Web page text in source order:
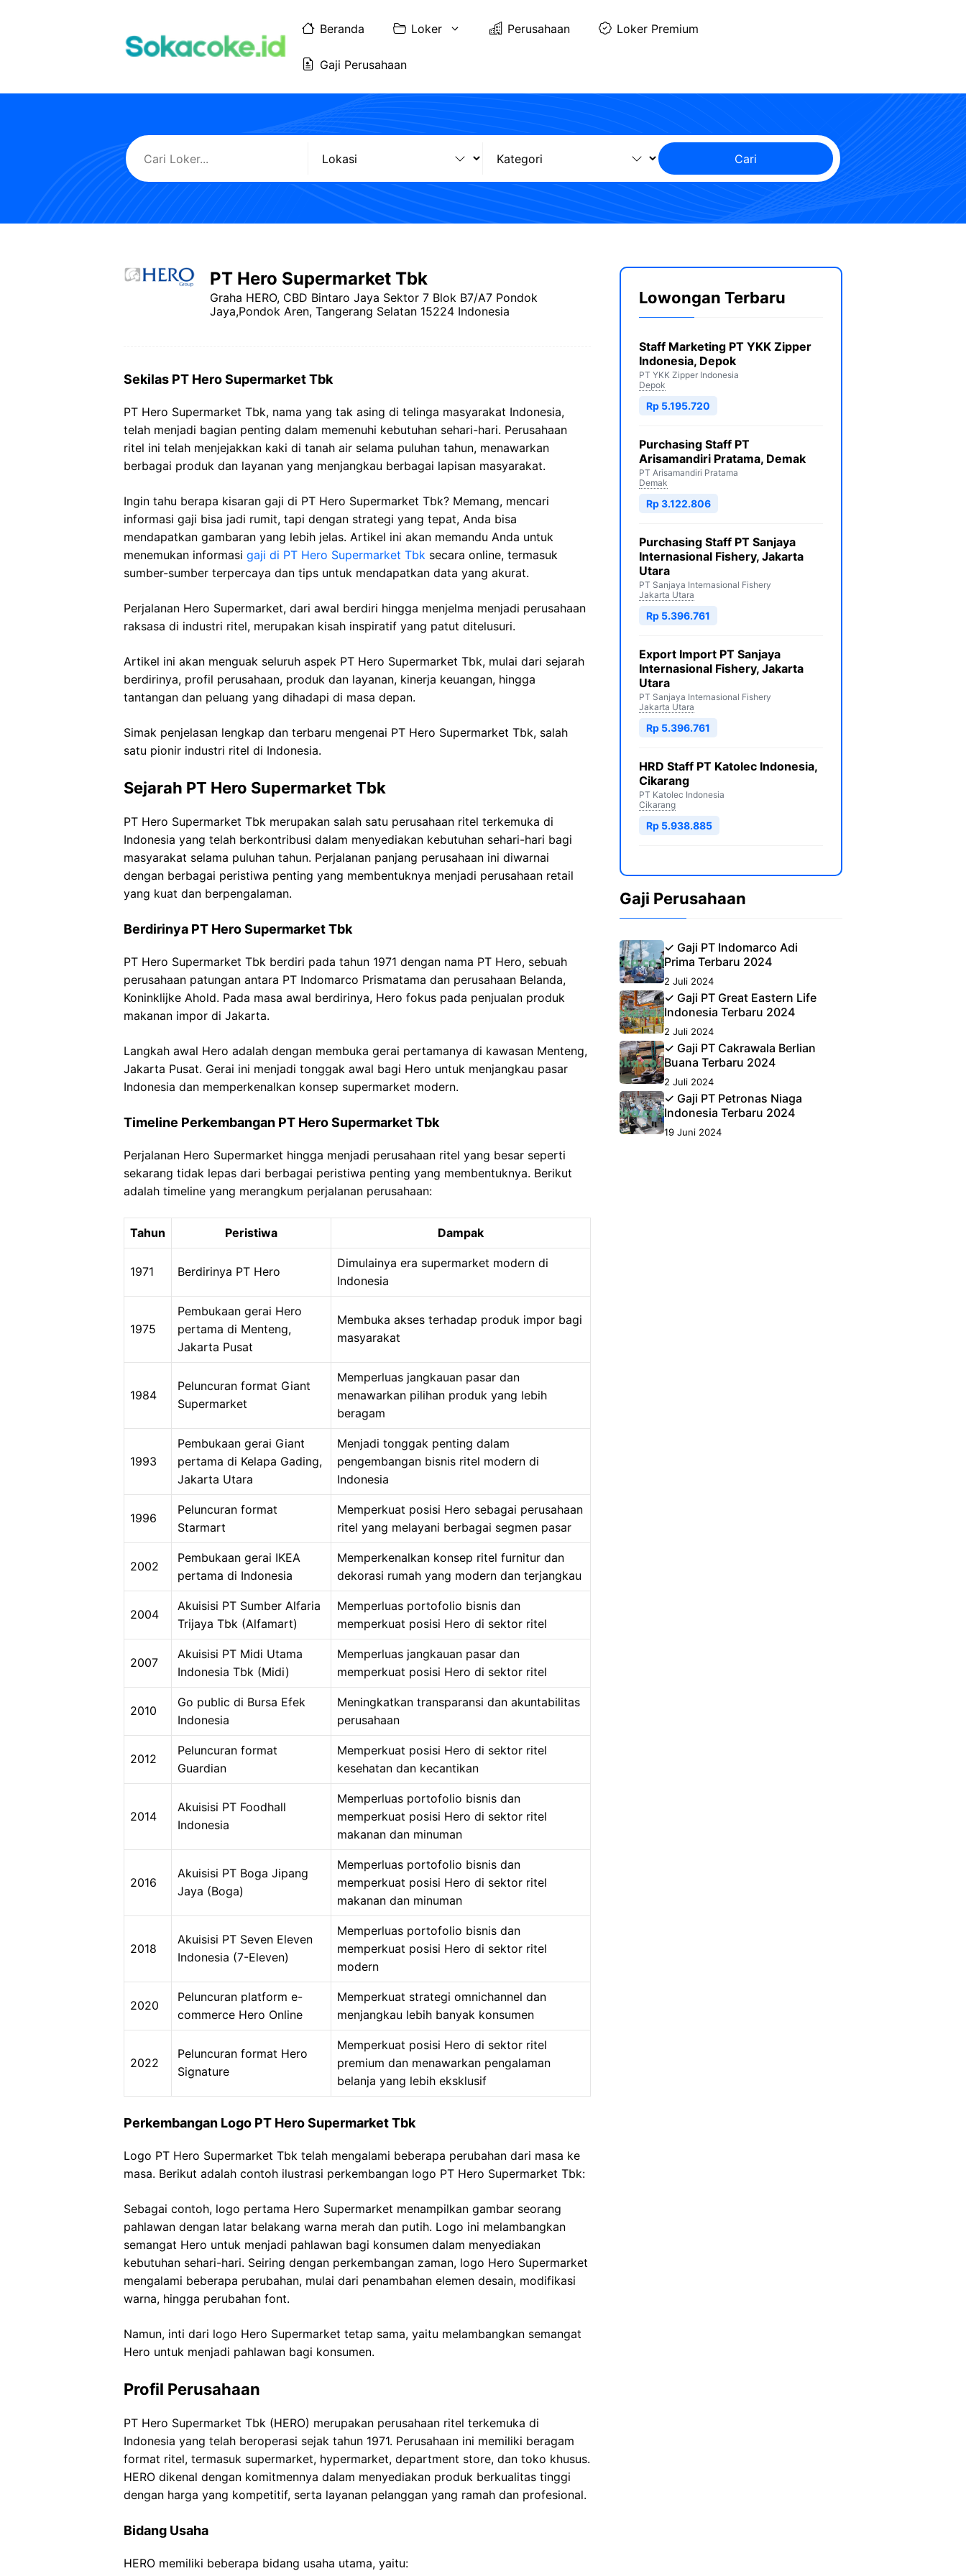
Beranda Loker Perusahaan Loker Premium
Gaji Perusahaan
Cari
PT Hero Supermarket Tbk
Graha HERO, CBD Bintaro Jaya Sektor 7 Blok B7/A7 Pondok
Jaya,Pondok Aren, Tangerang Selatan 15224 Indonesia
Sekilas PT Hero Supermarket Tbk
PT Hero Supermarket Tbk, nama yang tak asing di telinga masyarakat Indonesia,
telah menjadi bagian penting dalam memenuhi kebutuhan sehari-hari. Perusahaan
ritel ini telah menjejakkan kaki di tanah air selama puluhan tahun, menawarkan
berbagai produk dan layanan yang menjangkau berbagai lapisan masyarakat.
Ingin tahu berapa kisaran gaji di PT Hero Supermarket Tbk? Memang, mencari
informasi gaji bisa jadi rumit, tapi dengan strategi yang tepat, Anda bisa
mendapatkan gambaran yang lebih jelas. Artikel ini akan memandu Anda untuk
menemukan informasi gaji di PT Hero Supermarket Tbk secara online, termasuk
sumber-sumber terpercaya dan tips untuk mendapatkan data yang akurat.
Perjalanan Hero Supermarket, dari awal berdiri hingga menjelma menjadi perusahaan
raksasa di industri ritel, merupakan kisah inspiratif yang patut ditelusuri.
Artikel ini akan menguak seluruh aspek PT Hero Supermarket Tbk, mulai dari sejarah
berdirinya, profil perusahaan, produk dan layanan, kinerja keuangan, hingga
tantangan dan peluang yang dihadapi di masa depan.
Simak penjelasan lengkap dan terbaru mengenai PT Hero Supermarket Tbk, salah
satu pionir industri ritel di Indonesia.
Sejarah PT Hero Supermarket Tbk
PT Hero Supermarket Tbk merupakan salah satu perusahaan ritel terkemuka di
Indonesia yang telah berkontribusi dalam menyediakan kebutuhan sehari-hari bagi
masyarakat selama puluhan tahun. Perjalanan panjang perusahaan ini diwarnai
dengan berbagai peristiwa penting yang membentuknya menjadi perusahaan retail
yang kuat dan berpengalaman.
Berdirinya PT Hero Supermarket Tbk
PT Hero Supermarket Tbk berdiri pada tahun 1971 dengan nama PT Hero, sebuah
perusahaan patungan antara PT Indomarco Prismatama dan perusahaan Belanda,
Koninklijke Ahold. Pada masa awal berdirinya, Hero fokus pada penjualan produk
makanan impor di Jakarta.
Langkah awal Hero adalah dengan membuka gerai pertamanya di kawasan Menteng,
Jakarta Pusat. Gerai ini menjadi tonggak awal bagi Hero untuk menjangkau pasar
Indonesia dan memperkenalkan konsep supermarket modern.
Timeline Perkembangan PT Hero Supermarket Tbk
Perjalanan Hero Supermarket hingga menjadi perusahaan ritel yang besar seperti
sekarang tidak lepas dari berbagai peristiwa penting yang membentuknya. Berikut
adalah timeline yang merangkum perjalanan perusahaan:
Tahun Peristiwa Dampak
1971 Berdirinya PT Hero
Dimulainya era supermarket modern di
Indonesia
1975
Pembukaan gerai Hero
pertama di Menteng,
Jakarta Pusat
Membuka akses terhadap produk impor bagi
masyarakat
1984
Peluncuran format Giant
Supermarket
Memperluas jangkauan pasar dan
menawarkan pilihan produk yang lebih
beragam
1993
Pembukaan gerai Giant
pertama di Kelapa Gading,
Jakarta Utara
Menjadi tonggak penting dalam
pengembangan bisnis ritel modern di
Indonesia
1996
Peluncuran format
Starmart
Memperkuat posisi Hero sebagai perusahaan
ritel yang melayani berbagai segmen pasar
2002
Pembukaan gerai IKEA
pertama di Indonesia
Memperkenalkan konsep ritel furnitur dan
dekorasi rumah yang modern dan terjangkau
2004
Akuisisi PT Sumber Alfaria
Trijaya Tbk (Alfamart)
Memperluas portofolio bisnis dan
memperkuat posisi Hero di sektor ritel
2007
Akuisisi PT Midi Utama
Indonesia Tbk (Midi)
Memperluas jangkauan pasar dan
memperkuat posisi Hero di sektor ritel
2010
Go public di Bursa Efek
Indonesia
Meningkatkan transparansi dan akuntabilitas
perusahaan
2012
Peluncuran format
Guardian
Memperkuat posisi Hero di sektor ritel
kesehatan dan kecantikan
2014
Akuisisi PT Foodhall
Indonesia
Memperluas portofolio bisnis dan
memperkuat posisi Hero di sektor ritel
makanan dan minuman
2016
Akuisisi PT Boga Jipang
Jaya (Boga)
Memperluas portofolio bisnis dan
memperkuat posisi Hero di sektor ritel
makanan dan minuman
2018
Akuisisi PT Seven Eleven
Indonesia (7-Eleven)
Memperluas portofolio bisnis dan
memperkuat posisi Hero di sektor ritel
modern
2020
Peluncuran platform e-
commerce Hero Online
Memperkuat strategi omnichannel dan
menjangkau lebih banyak konsumen
2022
Peluncuran format Hero
Signature
Memperkuat posisi Hero di sektor ritel
premium dan menawarkan pengalaman
belanja yang lebih eksklusif
Perkembangan Logo PT Hero Supermarket Tbk
Logo PT Hero Supermarket Tbk telah mengalami beberapa perubahan dari masa ke
masa. Berikut adalah contoh ilustrasi perkembangan logo PT Hero Supermarket Tbk:
Sebagai contoh, logo pertama Hero Supermarket menampilkan gambar seorang
pahlawan dengan latar belakang warna merah dan putih. Logo ini melambangkan
semangat Hero untuk menjadi pahlawan bagi konsumen dalam menyediakan
kebutuhan sehari-hari. Seiring dengan perkembangan zaman, logo Hero Supermarket
mengalami beberapa perubahan, mulai dari penambahan elemen desain, modifikasi
warna, hingga perubahan font.
Namun, inti dari logo Hero Supermarket tetap sama, yaitu melambangkan semangat
Hero untuk menjadi pahlawan bagi konsumen.
Profil Perusahaan
PT Hero Supermarket Tbk (HERO) merupakan perusahaan ritel terkemuka di
Indonesia yang telah beroperasi sejak tahun 1971. Perusahaan ini memiliki beragam
format ritel, termasuk supermarket, hypermarket, department store, dan toko khusus.
HERO dikenal dengan komitmennya dalam menyediakan produk berkualitas tinggi
dengan harga yang kompetitif, serta layanan pelanggan yang ramah dan profesional.
Bidang Usaha
HERO memiliki beberapa bidang usaha utama, yaitu:
Lowongan Terbaru
Staff Marketing PT YKK Zipper
Indonesia, Depok
PT YKK Zipper Indonesia
Depok
Rp 5.195.720
Purchasing Staff PT
Arisamandiri Pratama, Demak
PT Arisamandiri Pratama
Demak
Rp 3.122.806
Purchasing Staff PT Sanjaya
Internasional Fishery, Jakarta
Utara
PT Sanjaya Internasional Fishery
Jakarta Utara
Rp 5.396.761
Export Import PT Sanjaya
Internasional Fishery, Jakarta
Utara
PT Sanjaya Internasional Fishery
Jakarta Utara
Rp 5.396.761
HRD Staff PT Katolec Indonesia,
Cikarang
PT Katolec Indonesia
Cikarang
Rp 5.938.885
Gaji Perusahaan
✓ Gaji PT Indomarco Adi
Prima Terbaru 2024
2 Juli 2024
✓ Gaji PT Great Eastern Life
Indonesia Terbaru 2024
2 Juli 2024
✓ Gaji PT Cakrawala Berlian
Buana Terbaru 2024
2 Juli 2024
✓ Gaji PT Petronas Niaga
Indonesia Terbaru 2024
19 Juni 2024